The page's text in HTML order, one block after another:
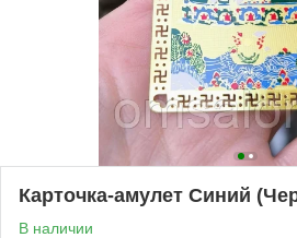
Карточка-амулет Синий
В наличии